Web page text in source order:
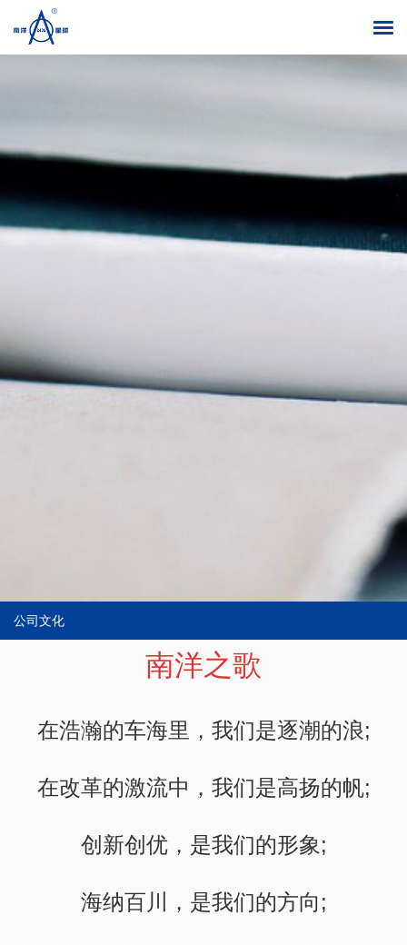
公司文化
南洋之歌
在浩瀚的车海里，我们是逐潮的浪;
在改革的激流中，我们是高扬的帆;
创新创优，是我们的形象;
海纳百川，是我们的方向;